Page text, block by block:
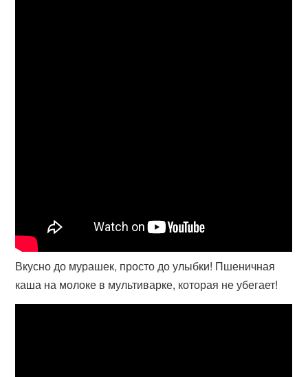
Вкусно до мурашек, просто до улыбки! Пшеничная
каша на молоке в мультиварке, которая не убегает!